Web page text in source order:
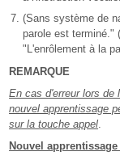
(Sans système de
parole est terminé."
"L'enrôlement à la
REMARQUE
En cas d'erreur lors de
nouvel apprentissage
sur la touche appel
Nouvel